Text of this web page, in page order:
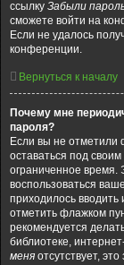
ссылку Забыли
сможете войти на
Если не удалось
конференции.
Вернуться к началу
Почему мне
пароля?
Если вы не отметили
оставаться под
ограниченное время.
воспользоваться
приходилось
отметить флажком
рекомендуется
библиотеке,
меня отсутствует,